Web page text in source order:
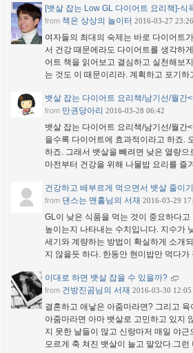
[뱃살 잡는 Low GL 다이어트 요리책]-
from 책은 상상의 놀이터 2016-03-27 23:26
여자들의 최대의 숙제는 바로 다이어트
서 건강 때문에라도 다이어트를 생각하
어트 책을 읽어보고 결심하고 실천해보
는 것도 이 때문이리라. 계획하고 포기
뱃살 잡는 다이어트 요리책/남기선/월간
from 만권당아리 2016-03-28 06:42
뱃살 잡는 다이어트 요리책/남기선/월간
을수록 다이어트에 효과적이라고 하죠.
하죠. 그래서 뱃살을 빼려면 낮은 열량
마전부터 건강을 위해 나물밥 요리를 즐
건강하고 배부르게 먹으면서 뱃살 줄이기
from 댄스는 맨홀님의 서재 2016-03-29
GL이 낮은 식품을 먹는 것이 중요하다
높이는지 나타내는 수치입니다. 지수가
세기와 계량하는 방법이 확실하게 소개
지 않을듯 하다. 한동안 현미밥만 먹다
이대로 하면 뱃살 잡을 수 있을까?
from 건방진곰님의 서재 2016-03-30 12:05
결혼하고 애낳은 아줌마라면? 그리고
아줌마라면 아마 뱃살로 고민하고 있지
지 못한 날들이 많고 신랑마저 매일 야
모르게 축 쳐진 뱃살이 늘고 말았다.그